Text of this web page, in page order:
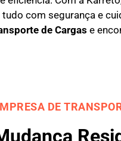
com segurança e
de Cargas e
DE